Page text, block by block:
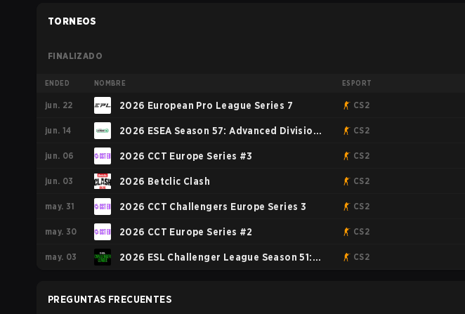
TORNEOS
FINALIZADO
ENDED NOMBRE ESPORT
jun. 22 2026 European Pro League Series 7 CS2
jun. 14 2026 ESEA Season 57: Advanced Division
- Europe
CS2
jun. 06 2026 CCT Europe Series #3 CS2
jun. 03 2026 Betclic Clash CS2
may. 31 2026 CCT Challengers Europe Series 3 CS2
may. 30 2026 CCT Europe Series #2 CS2
may. 03 2026 ESL Challenger League Season 51: CS2
PREGUNTAS FRECUENTES